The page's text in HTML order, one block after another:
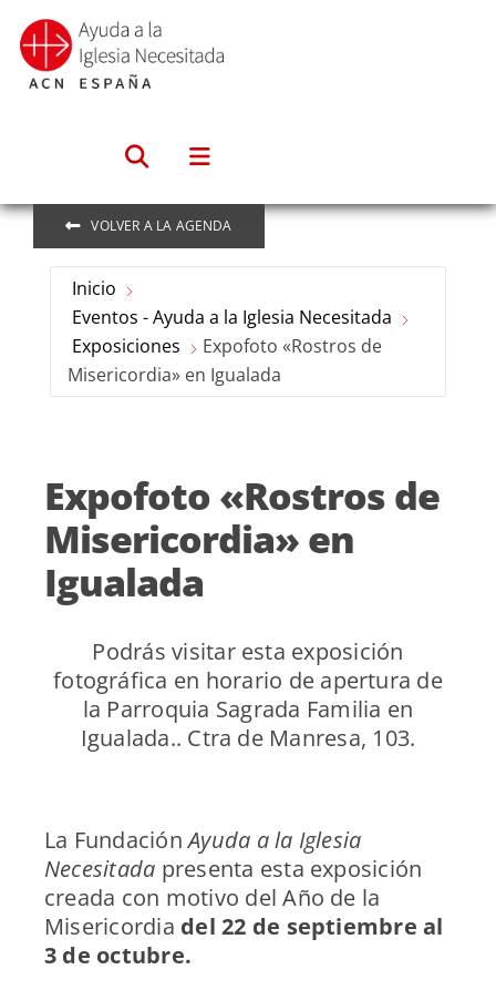
Saltar
contenido
VOLVER A LA AGENDA
Inicio
Eventos - Ayuda a la Iglesia Necesitada
Exposiciones
Expofoto «Rostros de
Misericordia» en Igualada
Expofoto «Rostros de
Misericordia» en
Igualada
Podrás visitar esta exposición
fotográfica en horario de apertura de
la Parroquia Sagrada Familia en
Igualada.. Ctra de Manresa, 103.
La FundaciónAyuda a la Iglesia
Necesitada presenta esta exposición
creada con motivo del Año de la
Misericordia del 22 de septiembre al
3 de octubre.